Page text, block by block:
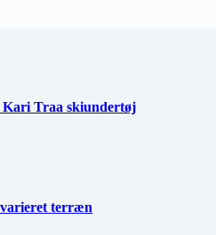
Kari Traa skiundertøj
terræn